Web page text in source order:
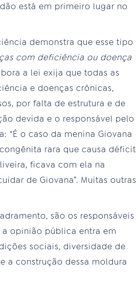
está em primeiro lugar no
demonstra que esse tipo
com deficiência ou doença
a lei exija que todas as
e doenças crônicas,
por falta de estrutura e de
devida e o responsável pelo
“É o caso da menina Giovana
rara que causa déficit
ficava com ela na
de Giovana”. Muitas outras
são os responsáveis
opinião pública entra em
sociais, diversidade de
a construção dessa moldura